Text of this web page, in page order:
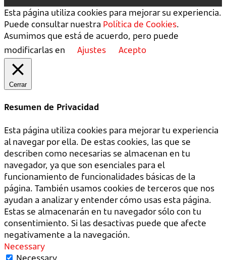
Esta página utiliza cookies para mejorar su experiencia.
Puede consultar nuestra Política de Cookies.
Asumimos que está de acuerdo, pero puede
modificarlas en
Ajustes Acepto
Cerrar
Resumen de Privacidad
Esta página utiliza cookies para mejorar tu experiencia
al navegar por ella. De estas cookies, las que se
describen como necesarias se almacenan en tu
navegador, ya que son esenciales para el
funcionamiento de funcionalidades básicas de la
página. También usamos cookies de terceros que nos
ayudan a analizar y entender cómo usas esta página.
Estas se almacenarán en tu navegador sólo con tu
consentimiento. Si las desactivas puede que afecte
negativamente a la navegación.
Necessary
Necessary